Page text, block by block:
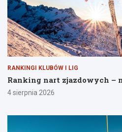
RANKINGI KLUBÓW I LIG
Ranking nart zjazdowych –
4 sierpnia 2026